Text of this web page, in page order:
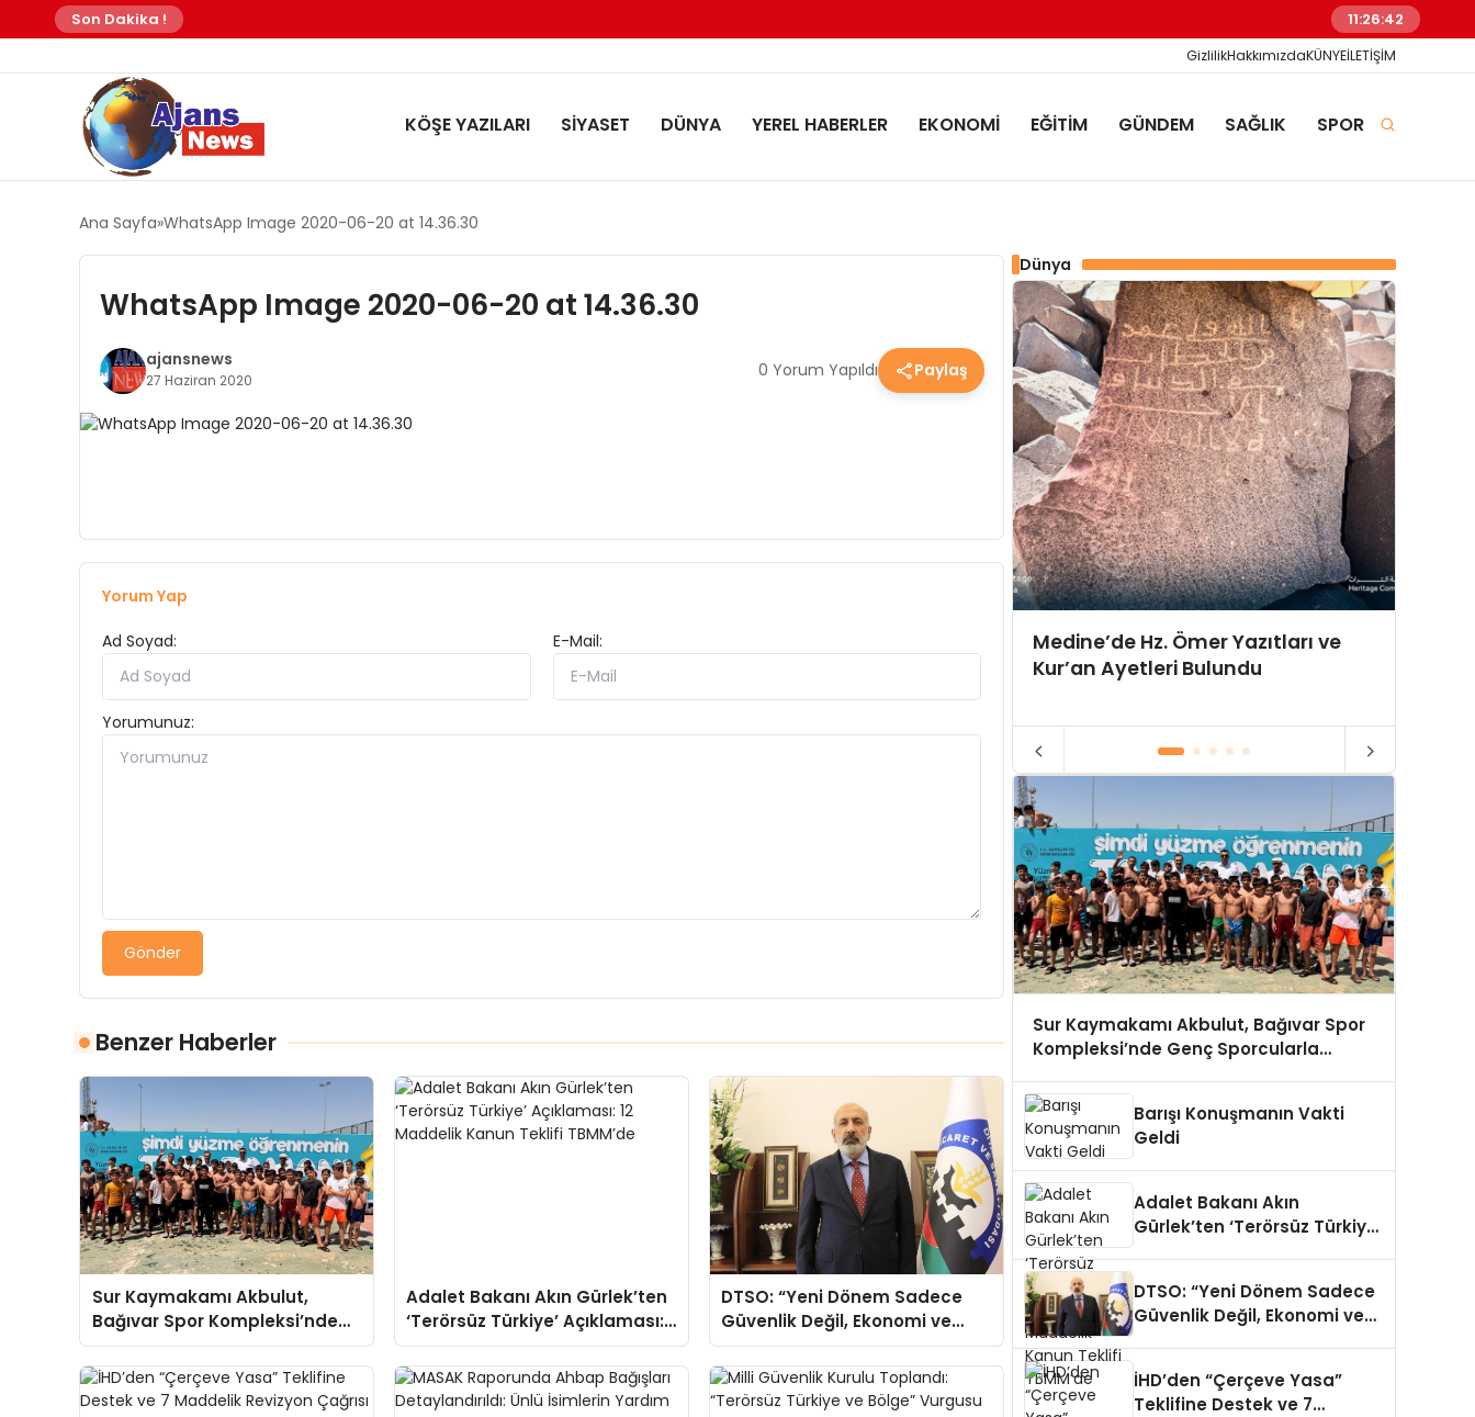
Son Dakika ! Sur Kaymakamı
11:26:43
GizlilikHakkımızdaKÜNYEİLETİŞİM
KÖŞE YAZILARI SİYASET DÜNYA YEREL HABERLER EKONOMİ EĞİTİM GÜNDEM SAĞLIK SPOR
Ana Sayfa WhatsApp Image 2020-06-20 at 14.36.30
WhatsApp Image 2020-06-20 at 14.36.30
ajansnews
27 Haziran 2020 0 Yorum Yapıldı Paylaş
Yorum Yap
Ad Soyad: E-Mail:
Yorumunuz:
Gönder
Benzer Haberler
Sur Kaymakamı Akbulut,
Bağıvar Spor Kompleksi’nde
Genç Sporcularla Buluştu
Adalet Bakanı Akın Gürlek’ten
‘Terörsüz Türkiye’ Açıklaması:
12 Maddelik Kanun Teklifi
TBMM’de
DTSO: “Yeni Dönem Sadece
Güvenlik Değil, Ekonomi ve
Demokrasi Meselesidir”
Dünya
Medine’de Hz. Ömer Yazıtları ve
Kur’an Ayetleri Bulundu
Sur Kaymakamı Akbulut, Bağıvar Spor
Kompleksi’nde Genç Sporcularla
Barışı Konuşmanın Vakti
Geldi
Adalet Bakanı Akın
Gürlek’ten ‘Terörsüz Türkiye’
DTSO: “Yeni Dönem Sadece
Güvenlik Değil, Ekonomi ve
İHD’den “Çerçeve Yasa”
Teklifine Destek ve 7